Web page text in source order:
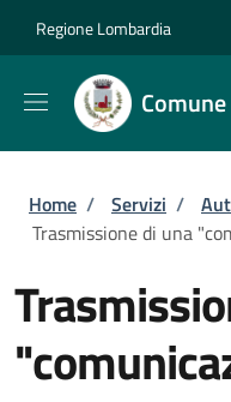
Regione Lombardia
Briciole di
Home / Servizi /
Trasmissione di una